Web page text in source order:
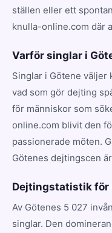
ställen eller ett
knulla-online.com där
Varför singlar i
Singlar i Götene
vad som gör dejting
för människor som
online.com blivit den
passionerade möten.
Götenes dejtingscen
Dejtingstatistik för
Av Götenes 5 027
singlar. Den